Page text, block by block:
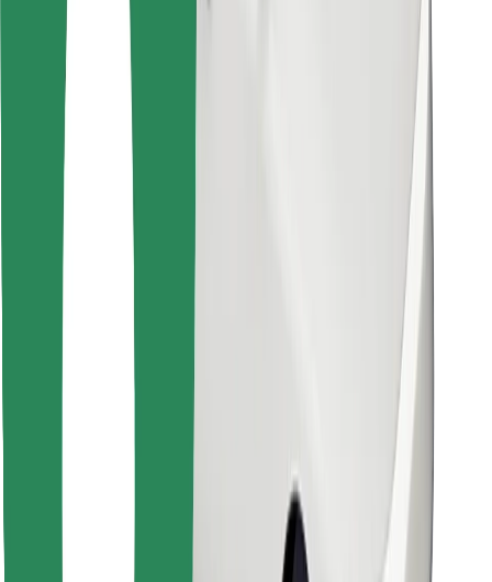
Find din yndlingsmad!
Download Bolt Food-appen